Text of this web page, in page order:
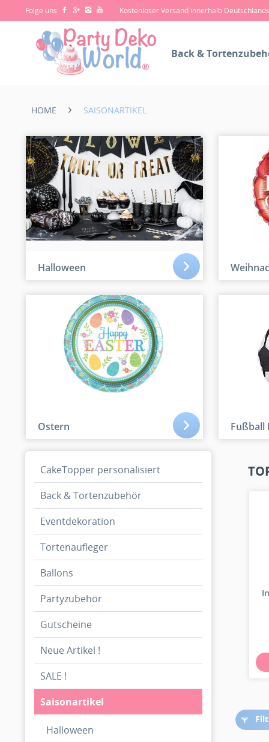
Folge uns: Kostenloser Versand innerhalb
Back &
HOME SAISONARTIKEL
Halloween
Ostern Fußball
CakeTopper personalisiert
Back & Tortenzubehör
Eventdekoration
Tortenaufleger
Ballons
Partyzubehör
Gutscheine
Neue Artikel !
SALE !
Saisonartikel
Halloween